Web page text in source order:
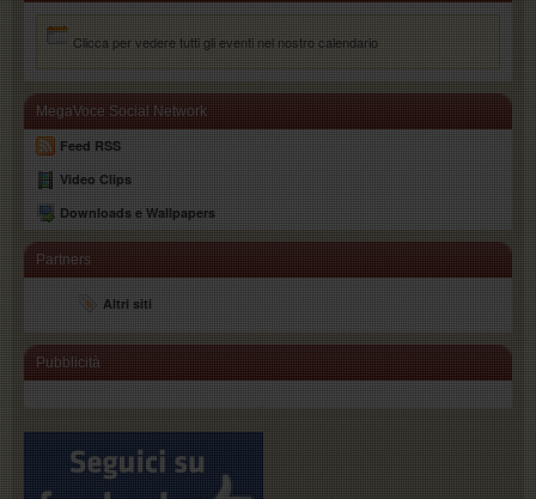
Clicca per vedere tutti gli eventi nel nostro calendario
MegaVoce Social Network
Feed RSS
Video Clips
Downloads e Wallpapers
Partners
Altri siti
Pubblicità